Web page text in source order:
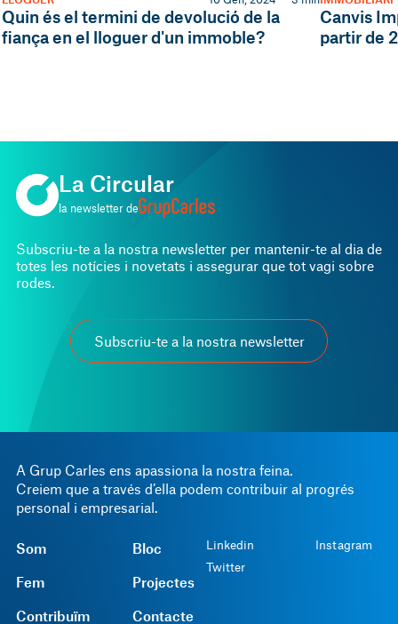
Quin és el termini de devolució de la
fiança en el lloguer d'un immoble?
Canvis
partir de
A Grup Carles ens apassiona la nostra feina.
Creiem que a través d’ella podem contribuir al progrés
personal i empresarial.
Som
Fem
Contribuïm
Bloc
Projectes
Contacte
Linkedin
Twitter
Instagram
La Circular
la newsletter de
Subscriu-te a la nostra newsletter per mantenir-te al dia de
totes les notícies i novetats i assegurar que tot vagi sobre
rodes.
Subscriu-te a la nostra newsletter